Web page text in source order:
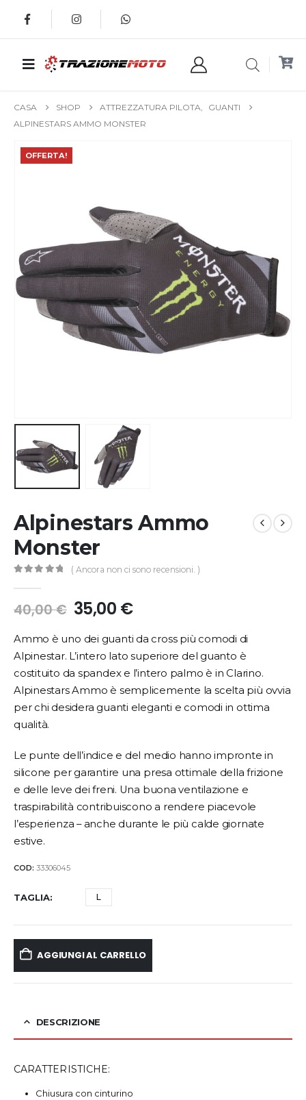
CASA SHOP ATTREZZATURA PILOTA
GUANTI
ALPINESTARS AMMO MONSTER
OFFERTA!
Alpinestars Ammo
Monster
( Ancora non ci sono recensioni. )
40,00€ 35,00 €
Ammo è uno dei guanti da cross più comodi di
Alpinestar. L’intero lato superiore del guanto è
costituito da spandex e l’intero palmo è in Clarino.
Alpinestars Ammo è semplicemente la scelta più ovvia
per chi desidera guanti eleganti e comodi in ottima
qualità.
Le punte dell’indice e del medio hanno impronte in
silicone per garantire una presa ottimale della frizione
e delle leve dei freni. Una buona ventilazione e
traspirabilità contribuiscono a rendere piacevole
l’esperienza – anche durante le più calde giornate
estive.
COD: 33306045
TAGLIA L
AGGIUNGI AL CARRELLO
DESCRIZIONE
CARATTERISTICHE:
Chiusura con cinturino